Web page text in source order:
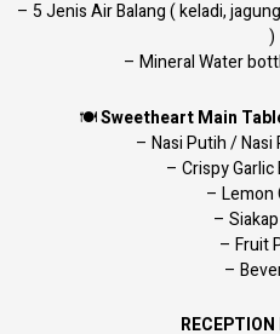
– 5 Jenis Air Balang ( keladi,
)
– Mineral Water
🍽Sweetheart Main
– Nasi Putih / Nasi
– Crispy
– Lemon
–
– Fruit
–
RECEPTION